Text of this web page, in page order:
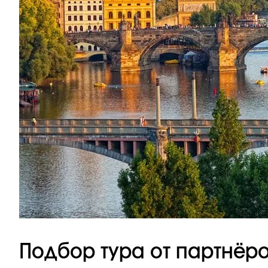
Подбор тура от